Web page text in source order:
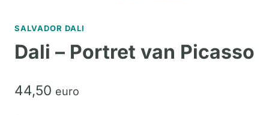
SALVADOR DALI
Dali – Portret van Picasso
44,50 euro